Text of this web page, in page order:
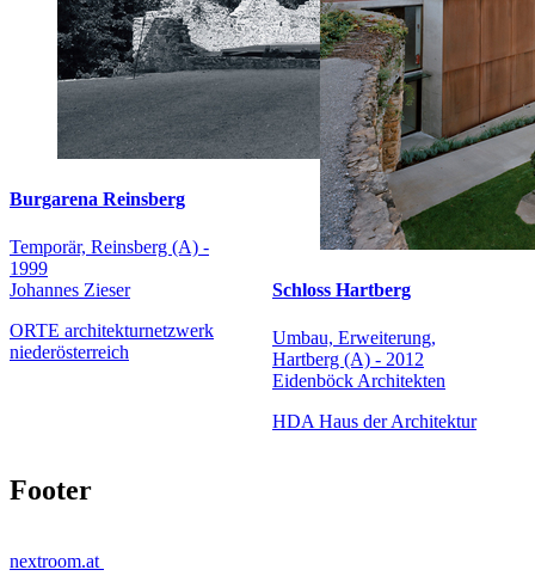
Burgarena Reinsberg
Temporär, Reinsberg (A) -
1999
Johannes Zieser
ORTE architekturnetzwerk
niederösterreich
Schloss Hartberg
Umbau, Erweiterung,
Hartberg (A) - 2012
Eidenböck Architekten
HDA Haus der Architektur
Footer
nextroom.at